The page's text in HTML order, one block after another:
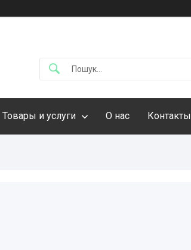
Товары и услуги О нас Контакты